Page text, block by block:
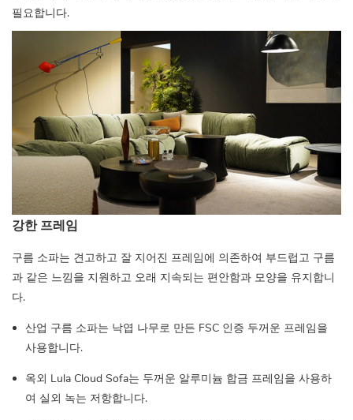
필요합니다.
강한 프레임
구름 소파는 견고하고 잘 지어진 프레임에 의존하여 부드럽고 구름
과 같은 느낌을 지원하고 오래 지속되는 편안함과 모양을 유지합니
다.
산업 구름 소파는 낙엽 나무로 만든 FSC 인증 두꺼운 프레임을
사용합니다.
옥외 Lula Cloud Sofa는 두꺼운 알루미늄 합금 프레임을 사용하
여 실외 녹는 저항합니다.